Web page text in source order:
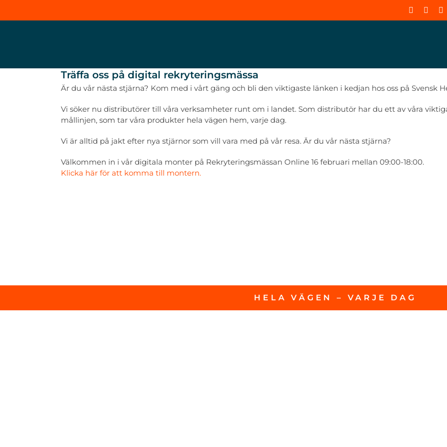
Träffa oss på digital rekryteringsmässa
Är du vår nästa stjärna? Kom med i vårt gäng och bli den viktigaste länken i kedjan hos oss på Svensk
Vi söker nu distributörer till våra verksamheter runt om i landet. Som distributör har du ett av våra
mållinjen, som tar våra produkter hela vägen hem, varje dag.
Vi är alltid på jakt efter nya stjärnor som vill vara med på vår resa. Är du vår nästa stjärna?
Välkommen in i vår digitala monter på Rekryteringsmässan Online 16 februari mellan 09:00-18:00.
Klicka här för att komma till montern.
HELA VÄGEN – VARJE DAG